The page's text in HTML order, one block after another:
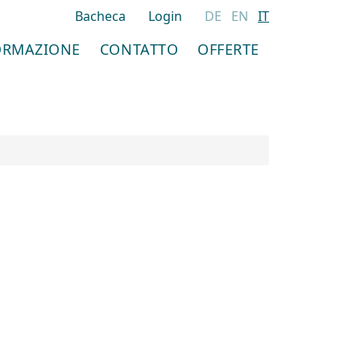
Bacheca Login DE EN IT
CONTATTO OFFERTE